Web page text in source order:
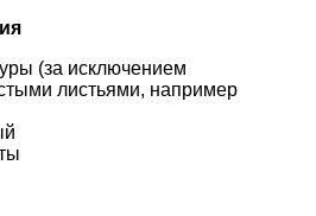
(за исключением
листьями, например